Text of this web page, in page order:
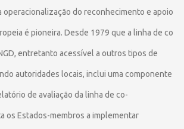
operacionalização do reconhecimento e apoio
é pioneira. Desde 1979 que a linha de co
entretanto acessível a outros tipos de
autoridades locais, inclui uma componente
de avaliação da linha de co-
os Estados-membros a implementar